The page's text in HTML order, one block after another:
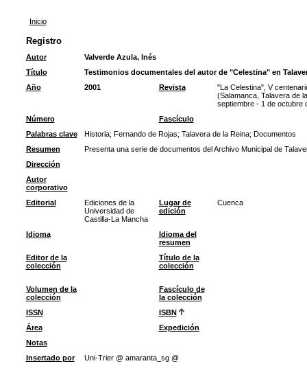
Inicio
Registro
Autor
Valverde Azula, Inés
Título
Testimonios documentales del autor de "Celestina" en
Año
2001 Revista
"La Celestina", V
(Salamanca, Talavera de
septiembre - 1 de octubre
Número
Fascículo
Palabras clave
Historia; Fernando de Rojas; Talavera de la Reina; Documentos
Resumen
Presenta una serie de documentos del Archivo Municipal de
Dirección
Autor
corporativo
Editorial
Ediciones de la
Universidad de
Castilla-La Mancha
Lugar de
edición
Cuenca
Idioma
Idioma del
resumen
Editor de la
colección
Título de la
colección
Volumen de la
colección
Fascículo de
la colección
ISSN
ISBN
Área
Expedición
Notas
Insertado por
Uni-Trier @ amaranta_sg @